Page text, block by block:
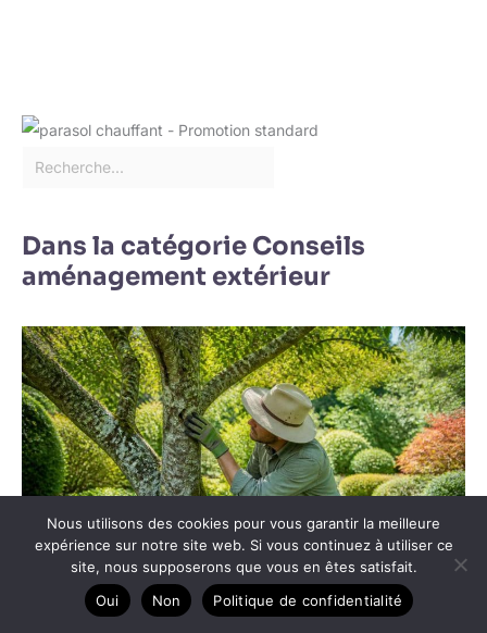
Dans la catégorie Conseils
aménagement extérieur
Nous utilisons des cookies pour vous garantir la meilleure
expérience sur notre site web. Si vous continuez à utiliser ce
site, nous supposerons que vous en êtes satisfait.
Oui
Non Politique de confidentialité